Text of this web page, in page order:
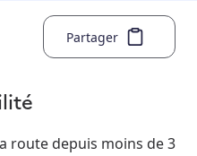
Partager
route depuis moins de 3